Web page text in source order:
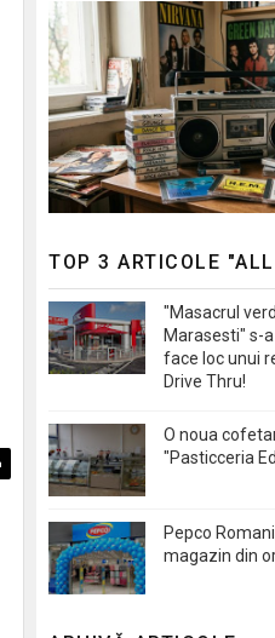
TOP 3 ARTICOLE
"Masacrul
Marasesti" s-
face loc unui
Drive Thru!
O noua
"Pasticceria
Pepco
magazin din